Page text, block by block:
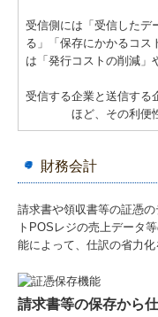
受信側には「受信したデ
る」「保存にかかるコス
は「発行コストの削減」
受信する企業と送信する
ほど、その利便
財務会計
請求書や領収書等の証憑
トPOSレジの売上データ
能によって、仕訳の省力化
請求書等の保存から